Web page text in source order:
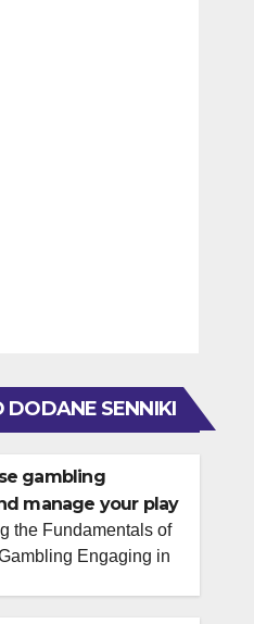
DODANE SENNIKI
gambling
manage your play
the Fundamentals of
Engaging in